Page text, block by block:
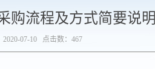
购流程及方式简要说明
07-10 点击数： 467